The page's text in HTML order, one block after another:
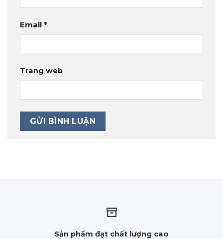
Email *
Trang web
Sản phẩm đạt chất lượng cao